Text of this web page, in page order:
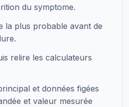
du symptome.
la plus probable avant de
relire les calculateurs
et données figées
et valeur mesurée